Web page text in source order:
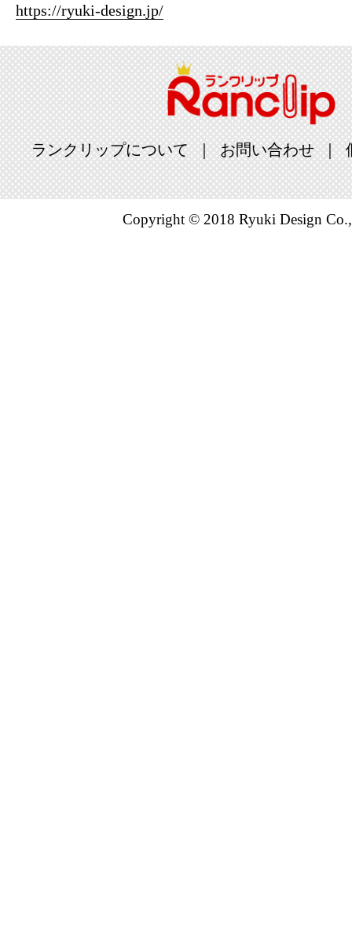
https://ryuki-design.jp/
ランクリップについて お問い合わせ
Copyright © 2018 Ryuki Design